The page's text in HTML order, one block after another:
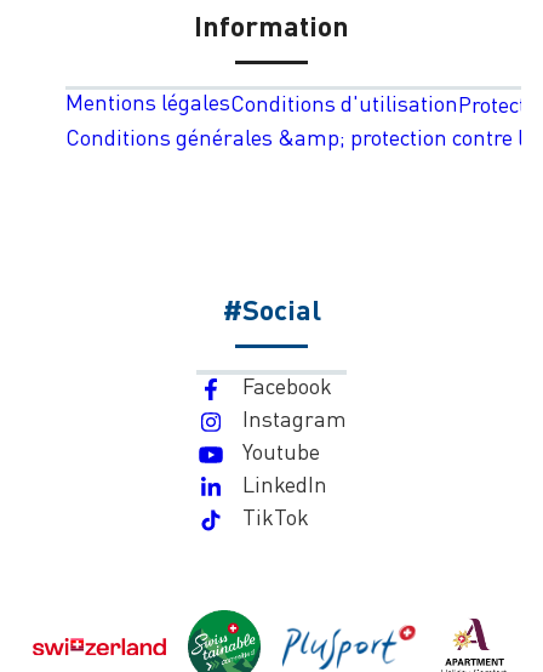
Information
Mentions légalesConditions d'utilisation
Conditions générales &amp; protection contre
#Social
Facebook
Instagram
Youtube
LinkedIn
TikTok